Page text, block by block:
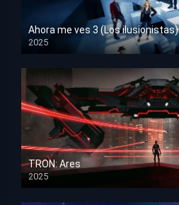
Ahora me ves 3 (Los ilusionistas)
2025
HD 1080p
TRON: Ares
2025
HD 1080p